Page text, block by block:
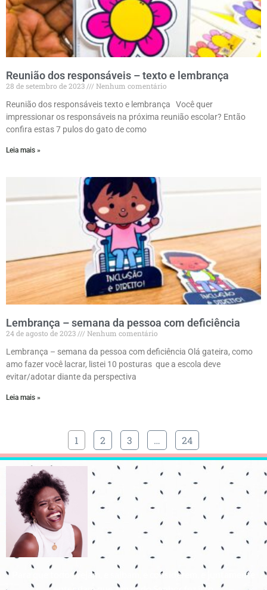
Reunião dos responsáveis – texto e lembrança
28 de setembro de 2023
Nenhum comentário
Reunião dos responsáveis texto e lembrança Você quer
impressionar os responsáveis na próxima reunião escolar? Então
confira estas 7 pulos do gato de como
Leia mais »
Lembrança – semana da pessoa com deficiência
24 de agosto de 2023
Nenhum comentário
Lembrança – semana da pessoa com deficiência Olá gateira, como
amo fazer você lacrar, listei 10 posturas que a escola deve
evitar/adotar diante da perspectiva
Leia mais »
1 2 3 … 24
Para que todos vejam, e saibam, e considerem, e juntamente